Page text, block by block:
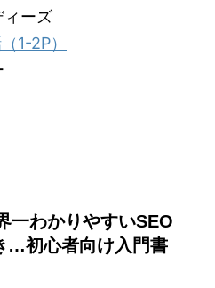
ーズ
1-2P）
一わかりやすいSEO
…初心者向け入門書